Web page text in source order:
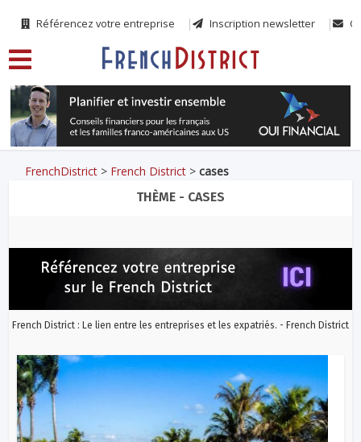
Référencez votre entreprise Inscription newsletter
FrenchDistrict > French District >cases
THÈME - CASES
French District : Le lien entre les entreprises et les expatriés. - French District